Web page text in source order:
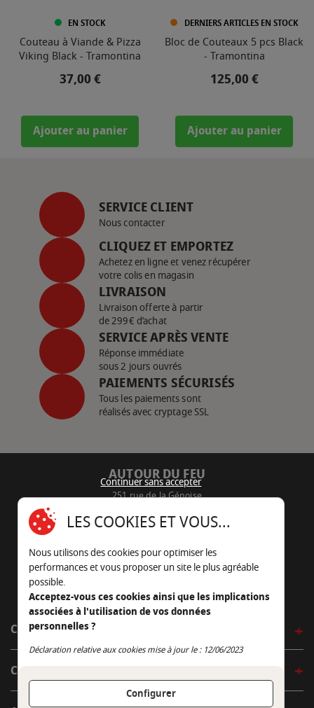
EN STOCK
Couteau à Viande & Pizza
Viking Black - Tramontina
Prix
37,00 €
Ajouter au panier
DERNIERS ARTICLES EN STOCK
Bloc de Couteaux 5 pcs Black
- Tramontina
Prix
125,00 €
Ajouter au panier
SERVICE CLIENT
Nous contacter
CLIQUEZ ET EMPORTEZ
Achetez en ligne et venez récupérer
votre colis en magasin
LIVRAISON
Livraison offerte à partir
de 299€ d’achat
SERVICE APRÈS VENTE
Réponse immédiate
sous 2 jours ouvrés
PAIEMENTS SÉCURISÉS
Tous les paiements sont
réalisés avec cryptage SSL
AUTOUR DU FEU
251 rue de la Génoise
05 45 22 98 09
Nous envoyer un e-mail
CÔTÉ OUTDOOR
CÔTÉ INDOOR
Continuer sans accepter
LES COOKIES ET VOUS...
Nous utilisons des cookies pour optimiser les
performances et vous proposer un site le plus agréable
possible.
Acceptez-vous ces cookies ainsi que les implications
associées à l'utilisation de vos données
personnelles ?
Déclaration relative aux cookies mise à jour le : 12/06/2023
Configurer
Continuer sans accepter